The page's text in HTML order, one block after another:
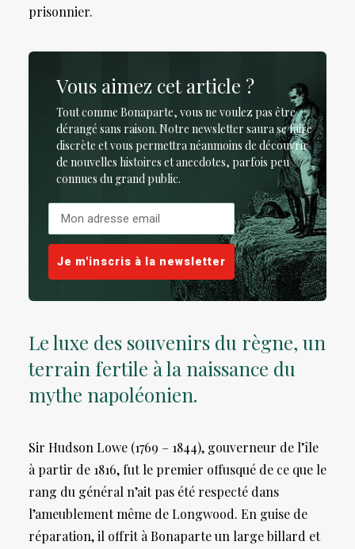
prisonnier.
Vous aimez cet article ?
Tout comme Bonaparte, vous ne voulez pas être
dérangé sans raison. Notre newsletter saura se faire
discrète et vous permettra néanmoins de découvrir
de nouvelles histoires et anecdotes, parfois peu
connues du grand public.
Je m'inscris à la newsletter
Le luxe des souvenirs du règne, un
terrain fertile à la naissance du
mythe napoléonien.
Sir Hudson Lowe (1769 – 1844), gouverneur de l’île
à partir de 1816, fut le premier offusqué de ce que le
rang du général n’ait pas été respecté dans
l’ameublement même de Longwood. En guise de
réparation, il offrit à Bonaparte un large billard et